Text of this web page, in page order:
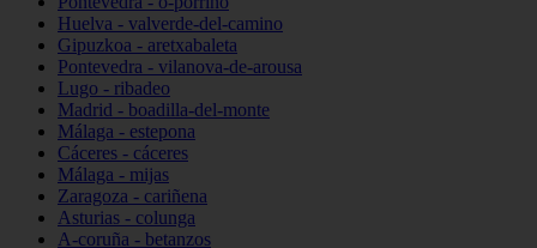
Huelva - valverde-del-camino
Gipuzkoa - aretxabaleta
Pontevedra - vilanova-de-arousa
Lugo - ribadeo
Madrid - boadilla-del-monte
Málaga - estepona
Cáceres - cáceres
Málaga - mijas
Zaragoza - cariñena
Asturias - colunga
A-coruña - betanzos